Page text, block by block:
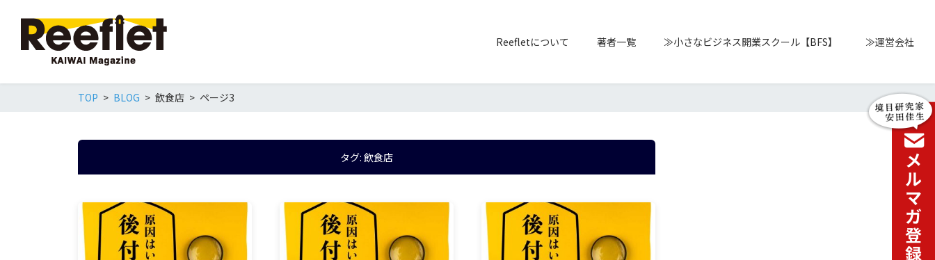
Reefletについて 著者一覧 ≫小さなビジネス開業スクール【BFS】 ≫運営会社
TOP BLOG 飲食店 ページ3
タグ: 飲食店